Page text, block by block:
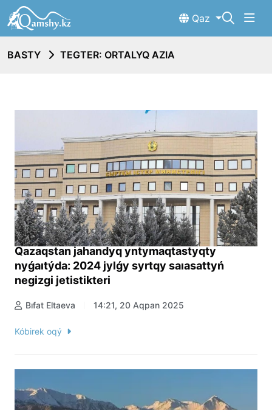
Qaz
BASTY TEGTER: ORTALYQ AZIA
Qazaqstan jahandyq yntymaqtastyqty
nyǵaıtýda: 2024 jylǵy syrtqy saıasattyń
negizgi jetistikteri
Bıfat Eltaeva 14:21, 20 Aqpan 2025
Kóbirek oqý